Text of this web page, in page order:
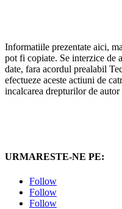
Informatiile prezentate aici,
pot fi copiate. Se interzice de
date, fara acordul prealabil
efectueze aceste actiuni de
incalcarea drepturilor de
URMARESTE-NE PE:
Follow
Follow
Follow